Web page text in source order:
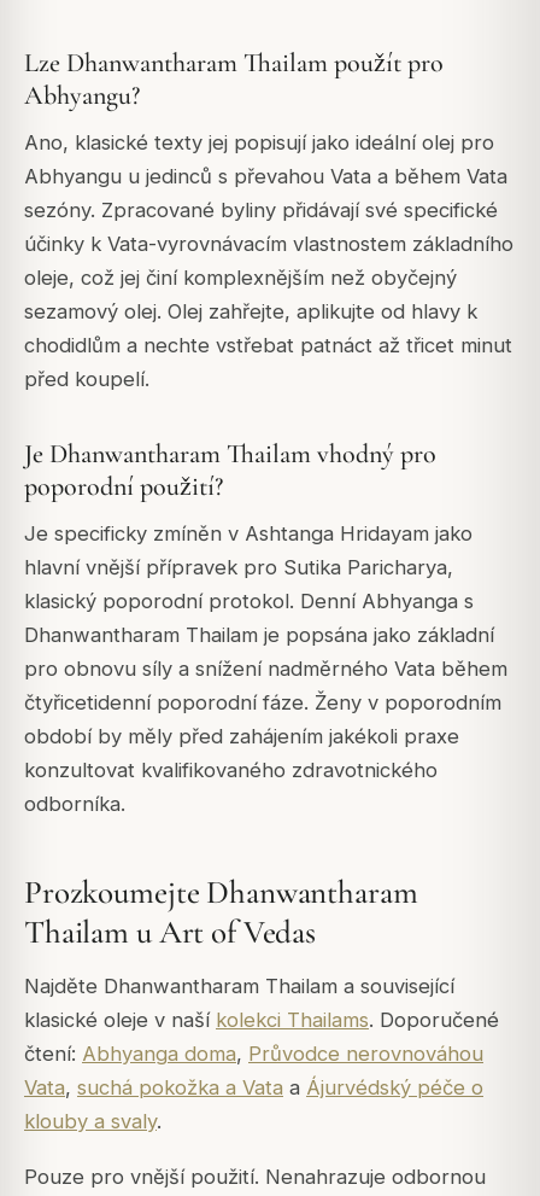
Lze Dhanwantharam Thailam použít pro
Abhyangu?
Ano, klasické texty jej popisují jako ideální olej pro
Abhyangu u jedinců s převahou Vata a během Vata
sezóny. Zpracované byliny přidávají své specifické
účinky k Vata-vyrovnávacím vlastnostem základního
oleje, což jej činí komplexnějším než obyčejný
sezamový olej. Olej zahřejte, aplikujte od hlavy k
chodidlům a nechte vstřebat patnáct až třicet minut
před koupelí.
Je Dhanwantharam Thailam vhodný pro
poporodní použití?
Je specificky zmíněn v Ashtanga Hridayam jako
hlavní vnější přípravek pro Sutika Paricharya,
klasický poporodní protokol. Denní Abhyanga s
Dhanwantharam Thailam je popsána jako základní
pro obnovu síly a snížení nadměrného Vata během
čtyřicetidenní poporodní fáze. Ženy v poporodním
období by měly před zahájením jakékoli praxe
konzultovat kvalifikovaného zdravotnického
odborníka.
Prozkoumejte Dhanwantharam
Thailam u Art of Vedas
Najděte Dhanwantharam Thailam a související
klasické oleje v naší kolekci Thailams. Doporučené
čtení: Abhyanga doma, Průvodce nerovnováhou
Vata, suchá pokožka a Vata a Ájurvédský péče o
klouby a svaly.
Pouze pro vnější použití. Nenahrazuje odbornou